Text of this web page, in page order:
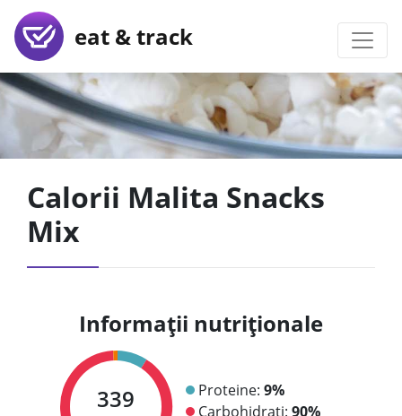
eat & track
Calorii Malita Snacks
Mix
Informații nutriționale
339 Proteine: 9%
Carbohidrați: 90%